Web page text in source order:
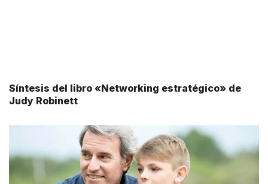
Síntesis del libro «Networking estratégico» de
Judy Robinett